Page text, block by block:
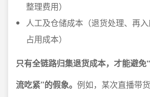
整理费用）
人工及仓储成本（退货处理、再
占用成本）
只有全链路归集退货成本，才能避免
流吃紧”的假象。 例如，某次直播带